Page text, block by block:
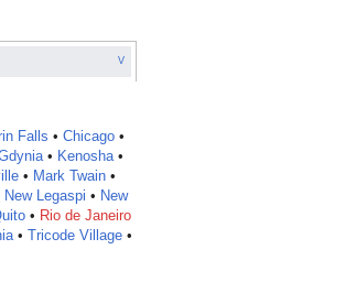
V
Falls • Chicago•
• Kenosha•
• Mark Twain•
New Legaspi • New
• Rio de Janeiro
• Tricode Village •